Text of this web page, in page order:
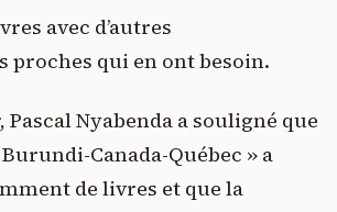
avec d’autres
proches qui en ont besoin.
Nyabenda a souligné que
Canada-Québec » a
de livres et que la